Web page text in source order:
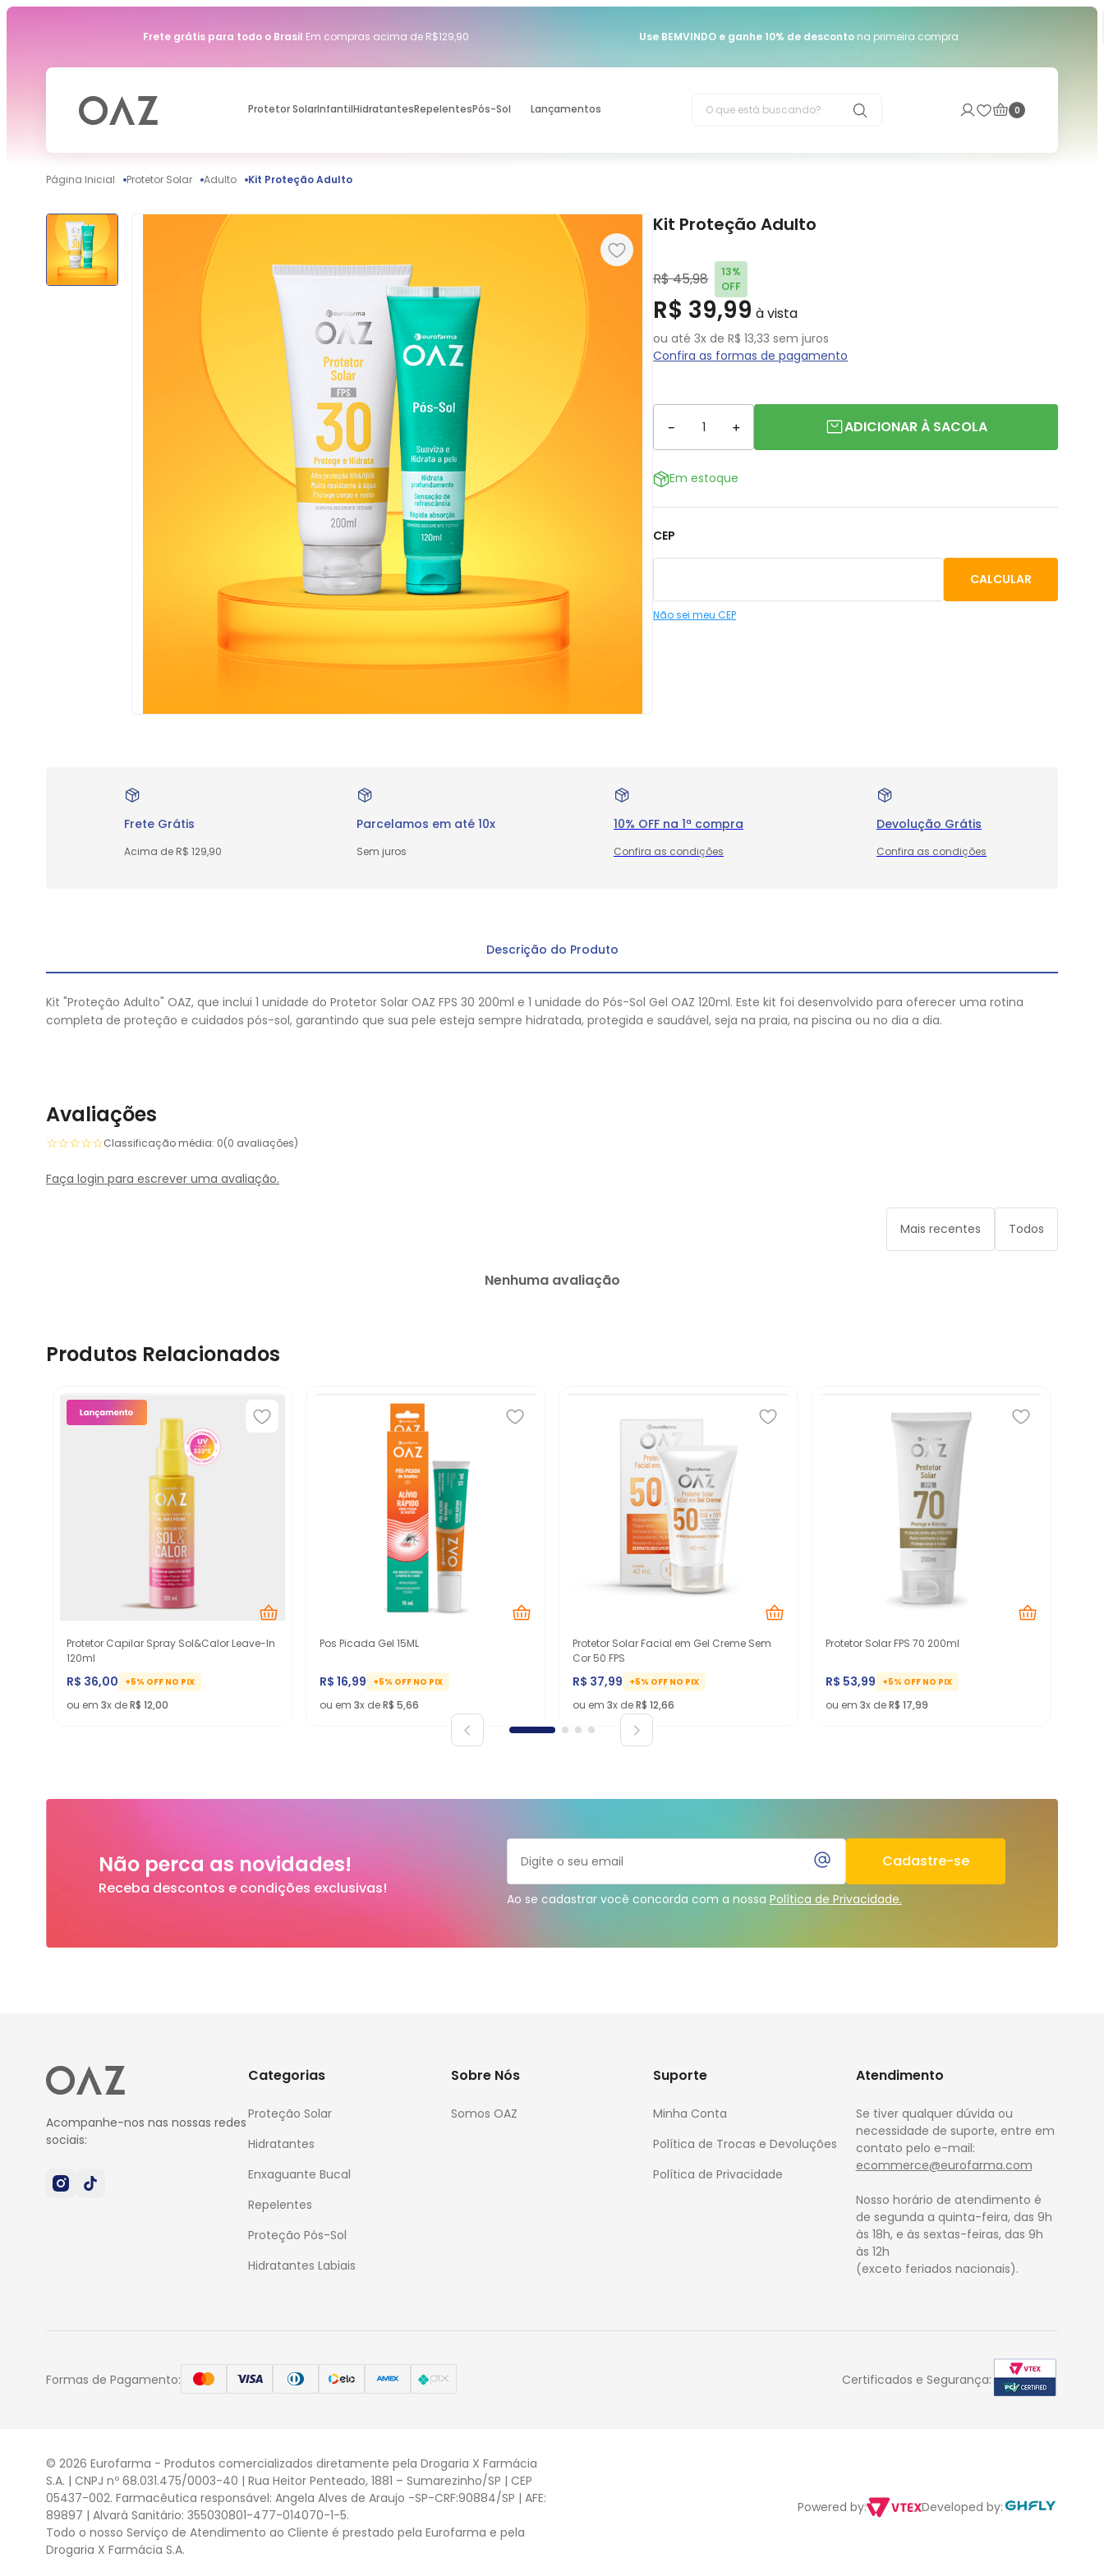
Frete grátis para todo o Brasil Em compras acima de R$129,90 Use BEMVINDO e ganhe 10% de descontona primeira compra
Protetor SolarInfantilHidratantesRepelentesPós-Sol Lançamentos 0
Protetor Solar Adulto Kit Proteção Adulto
Kit Proteção Adulto
R$45,98
13%
OFF
R$ 39,99
ou até3x deR$ 13,33 sem juros
Confira as formas de pagamento
＋
－ ADICIONAR À SACOLA
Em estoque
CEP
Não sei meu CEP
Frete Grátis
Acima de R$ 129,90
Parcelamos em até 10x
Sem juros
10% OFF na 1ª compra
Confira as condições
Devolução Grátis
Confira as condições
Descrição do Produto
Kit "Proteção Adulto" OAZ, que inclui 1 unidade do Protetor Solar OAZ FPS 30 200ml e 1 unidade do Pós-Sol Gel OAZ 120ml. Este kit foi desenvolvido para oferecer uma rotina
completa de proteção e cuidados pós-sol, garantindo que sua pele esteja sempre hidratada, protegida e saudável, seja na praia, na piscina ou no dia a dia.
Avaliações
☆☆☆☆☆Classificação média: 0(0 avaliações)
Faça login para escrever uma avaliação.
Mais recentes Todos
Nenhuma avaliação
Produtos Relacionados
Protetor Capilar Spray Sol&Calor Leave-In
120ml
R$ 36,00 +5% OFF NO PIX
ou em3x deR$ 12,00
Pos Picada Gel 15ML
R$ 16,99 +5% OFF NO PIX
ou em3x deR$ 5,66
Protetor Solar Facial em Gel Creme Sem
Cor 50 FPS
R$ 37,99 +5% OFF NO PIX
ou em3x deR$ 12,66
Protetor Solar FPS 70 200ml
R$ 53,99 +5% OFF NO PIX
ou em3x deR$ 17,99
Não perca as novidades!
Receba descontos e condições exclusivas!
Cadastre-se
Ao se cadastrar você concorda com a nossa Política de Privacidade.
Acompanhe-nos nas nossas redes
sociais:
Categorias
Proteção Solar
Hidratantes
Enxaguante Bucal
Repelentes
Proteção Pós-Sol
Hidratantes Labiais
Sobre Nós
Somos OAZ
Suporte
Minha Conta
Política de Trocas e Devoluções
Política de Privacidade
Atendimento
Se tiver qualquer dúvida ou
necessidade de suporte, entre em
contato pelo e-mail:
ecommerce@eurofarma.com
Nosso horário de atendimento é
de segunda a quinta-feira, das 9h
às 18h, e às sextas-feiras, das 9h
às 12h
(exceto feriados nacionais).
Formas de Pagamento: Certificados e Segurança:
© 2026 Eurofarma - Produtos comercializados diretamente pela Drogaria X Farmácia
S.A. | CNPJ nº 68.031.475/0003-40 | Rua Heitor Penteado, 1881 – Sumarezinho/SP | CEP
05437-002. Farmacêutica responsável: Angela Alves de Araujo -SP-CRF:90884/SP | AFE:
89897 | Alvará Sanitário: 355030801-477-014070-1-5.
Todo o nosso Serviço de Atendimento ao Cliente é prestado pela Eurofarma e pela
Drogaria X Farmácia S.A.
Powered by: Developed by: